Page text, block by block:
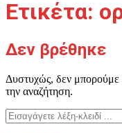
Ετικέτα:
Δεν βρέθηκε
Δυστυχώς, δεν μπορούμε
την αναζήτηση.
Search
for: